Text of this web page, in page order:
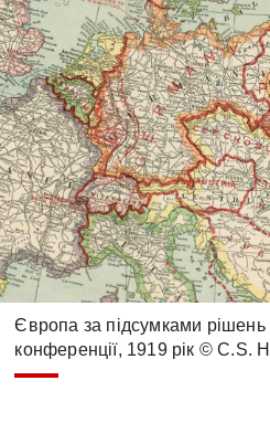
Європа за підсумками рішень
конференції, 1919 рік © C.S.